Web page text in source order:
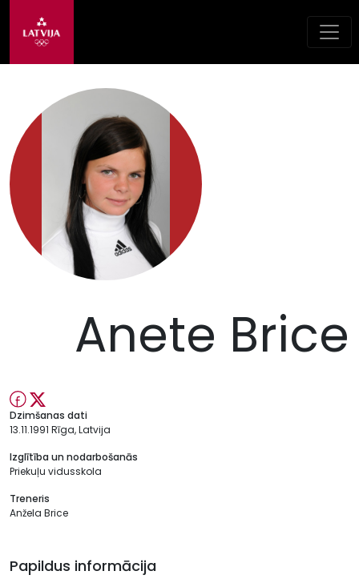
Anete Brice
Dzimšanas dati
13.11.1991 Rīga, Latvija
Izglītība un nodarbošanās
Priekuļu vidusskola
Treneris
Anžela Brice
Papildus informācija